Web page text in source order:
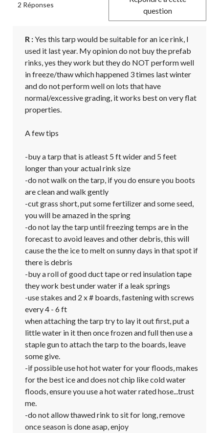
2 Réponses
question
R : Yes this tarp would be suitable for an ice rink, I
used it last year. My opinion do not buy the prefab
rinks, yes they work but they do NOT perform well
in freeze/thaw which happened 3 times last winter
and do not perform well on lots that have
normal/excessive grading, it works best on very flat
properties.
A few tips
-buy a tarp that is atleast 5 ft wider and 5 feet
longer than your actual rink size
-do not walk on the tarp, if you do ensure you boots
are clean and walk gently
-cut grass short, put some fertilizer and some seed,
you will be amazed in the spring
-do not lay the tarp until freezing temps are in the
forecast to avoid leaves and other debris, this will
cause the the ice to melt on sunny days in that spot if
there is debris
-buy a roll of good duct tape or red insulation tape
they work best under water if a leak springs
-use stakes and 2 x # boards, fastening with screws
every 4 - 6 ft
when attaching the tarp try to lay it out first, put a
little water in it then once frozen and full then use a
staple gun to attach the tarp to the boards, leave
some give.
-if possible use hot hot water for your floods, makes
for the best ice and does not chip like cold water
floods, ensure you use a hot water rated hose...trust
me.
-do not allow thawed rink to sit for long, remove
once season is done asap, enjoy